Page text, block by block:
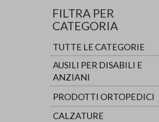
FILTRA PER
CATEGORIA
TUTTE LE CATEGORIE
AUSILI PER DISABILI E
ANZIANI
PRODOTTI ORTOPEDICI
CALZATURE